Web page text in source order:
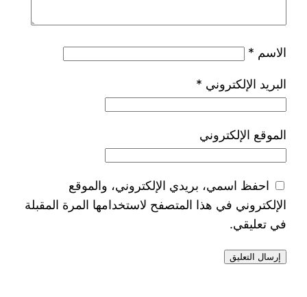
الاسم *
البريد الإلكتروني *
الموقع الإلكتروني
احفظ اسمي، بريدي الإلكتروني، والموقع
الإلكتروني في هذا المتصفح لاستخدامها المرة المقبلة
في تعليقي.